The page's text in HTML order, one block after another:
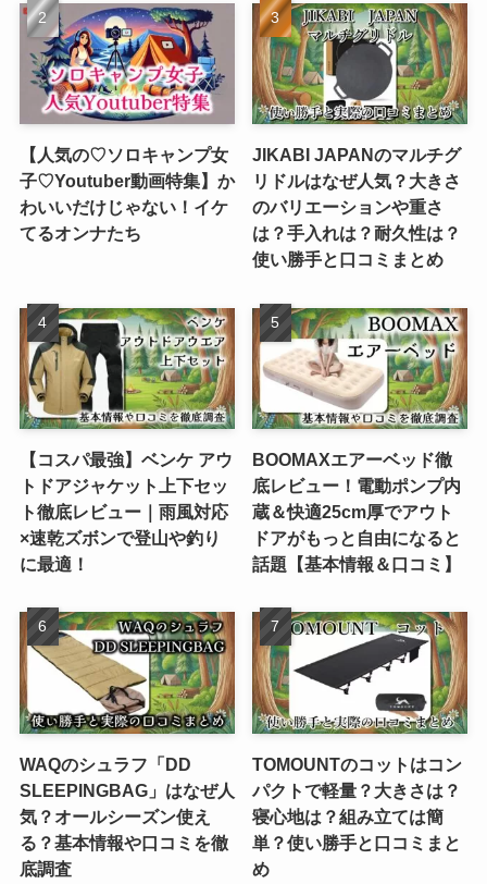
【人気の♡ソロキャンプ女
子♡Youtuber動画特集】か
わいいだけじゃない！イケ
てるオンナたち
JIKABI JAPANのマルチグ
リドルはなぜ人気？大きさ
のバリエーションや重さ
は？手入れは？耐久性は？
使い勝手と口コミまとめ
【コスパ最強】ベンケ アウ
トドアジャケット上下セッ
ト徹底レビュー｜雨風対応
×速乾ズボンで登山や釣り
に最適！
BOOMAXエアーベッド徹
底レビュー！電動ポンプ内
蔵＆快適25cm厚でアウト
ドアがもっと自由になると
話題【基本情報＆口コミ】
WAQのシュラフ「DD
SLEEPINGBAG」はなぜ人
気？オールシーズン使え
る？基本情報や口コミを徹
底調査
TOMOUNTのコットはコン
パクトで軽量？大きさは？
寝心地は？組み立ては簡
単？使い勝手と口コミまと
め